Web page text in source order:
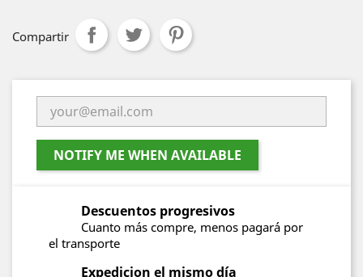
Compartir
NOTIFY ME WHEN AVAILABLE
Descuentos progresivos
Cuanto más compre, menos pagará por
el transporte
Expedicion el mismo día